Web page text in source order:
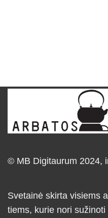
© MB Digitaurum 2024,
Svetainė skirta visiems
tiems, kurie nori